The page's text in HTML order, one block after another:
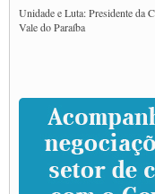
Unidade e Luta: Presidente da
Vale do Paraíba
Caminhoneiros prometem
CNTTL e lideranças de
rodovias
Paulinho e Litti debatem
SUTCRA no Uruguai